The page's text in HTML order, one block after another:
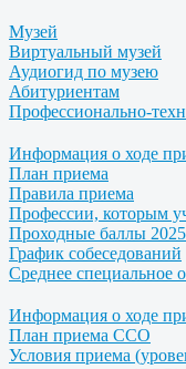
Музей
Виртуальный музей
Аудиогид по музею
Абитуриентам
Профессионально-
Информация о ходе
План приема
Правила приема
Профессии, которым
Проходные баллы
График собеседований
Среднее специальное
Информация о ходе
План приема ССО
Условия приема